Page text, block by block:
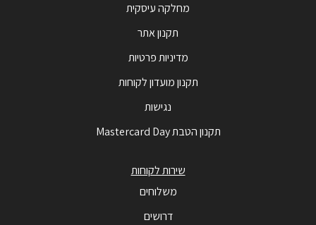
מחלקה עיסקית
תקנון אתר
מדיניות פרטיות
תקנון מועדון לקוחות
נגישות
תקנון הטבת Mastercard Day
שירות לקוחות
משלוחים
דרושים